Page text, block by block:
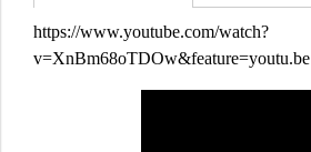
https://www.youtube.com/watch?
v=XnBm68oTDOw&feature=youtu.be